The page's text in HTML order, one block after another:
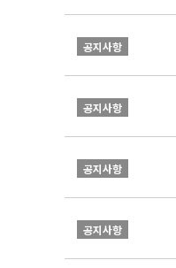
공지사항
공지사항
공지사항
공지사항